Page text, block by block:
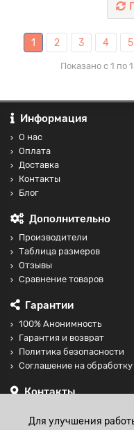
1 2 3 4 5
Показано с 1 по
Информация
О нас
Оплата
Доставка
Контакты
Блог
Дополнительно
Производители
Таблица размеров
Отзывы
Сравнение товаров
Гарантии
100% Анонимность
Гарантия и возврат
Политика безопасности
Соглашение на
Контакты
sales@fisting-shop.ru
Для улучшения